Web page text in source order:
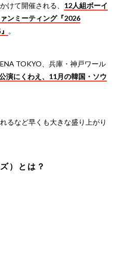
けて開催される、 12人組ボーイ
ンミーティング『2026
。
TOKYO、兵庫・神戸ワール
演にくわえ、11月の韓国・ソウ
るなど早くも大きな盛り上がり
）とは？